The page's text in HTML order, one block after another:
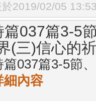
於2019/02/05
篇037篇3-5
(三)信心的
篇037篇3-5節
細內容